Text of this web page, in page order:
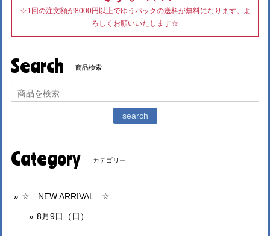
☆1回の注文額が8000円以上でゆうパックの送料が無料になります。よ
ろしくお願いいたします☆
Search 商品検索
search
Category カテゴリー
☆ NEW ARRIVAL ☆
8月9日（日）